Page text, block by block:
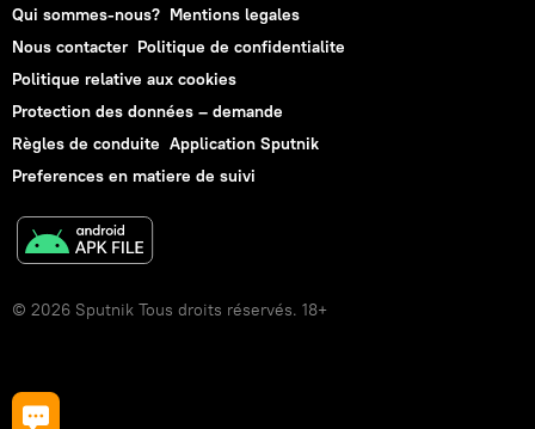
Qui sommes-nous? Mentions legales
Nous contacter Politique de confidentialite
Politique relative aux cookies
Protection des données – demande
Règles de conduite Application Sputnik
Preferences en matiere de suivi
© 2026 Sputnik Tous droits réservés. 18+